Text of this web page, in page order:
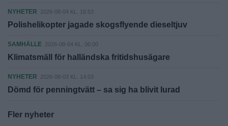
NYHETER 2026-08-04 KL. 16:53
Polishelikopter jagade skogsflyende dieseltjuv
SAMHÄLLE 2026-08-04 KL. 06:00
Klimatsmäll för halländska fritidshusägare
NYHETER 2026-08-03 KL. 14:03
Dömd för penningtvätt – sa sig ha blivit lurad
Fler nyheter